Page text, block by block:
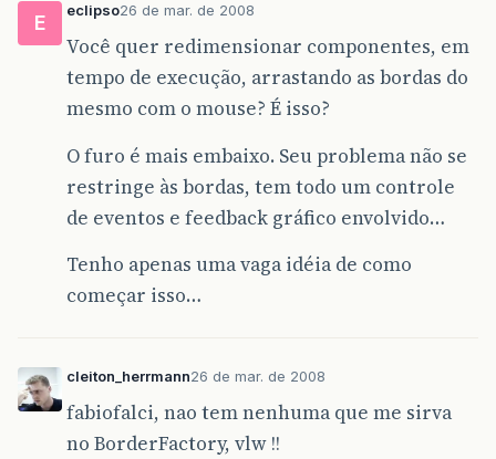
E
eclipso26 de mar. de 2008
Você quer redimensionar componentes, em
tempo de execução, arrastando as bordas do
mesmo com o mouse? É isso?
O furo é mais embaixo. Seu problema não se
restringe às bordas, tem todo um controle
de eventos e feedback gráfico envolvido…
Tenho apenas uma vaga idéia de como
começar isso…
cleiton_herrmann26 de mar. de 2008
fabiofalci, nao tem nenhuma que me sirva
no BorderFactory, vlw !!